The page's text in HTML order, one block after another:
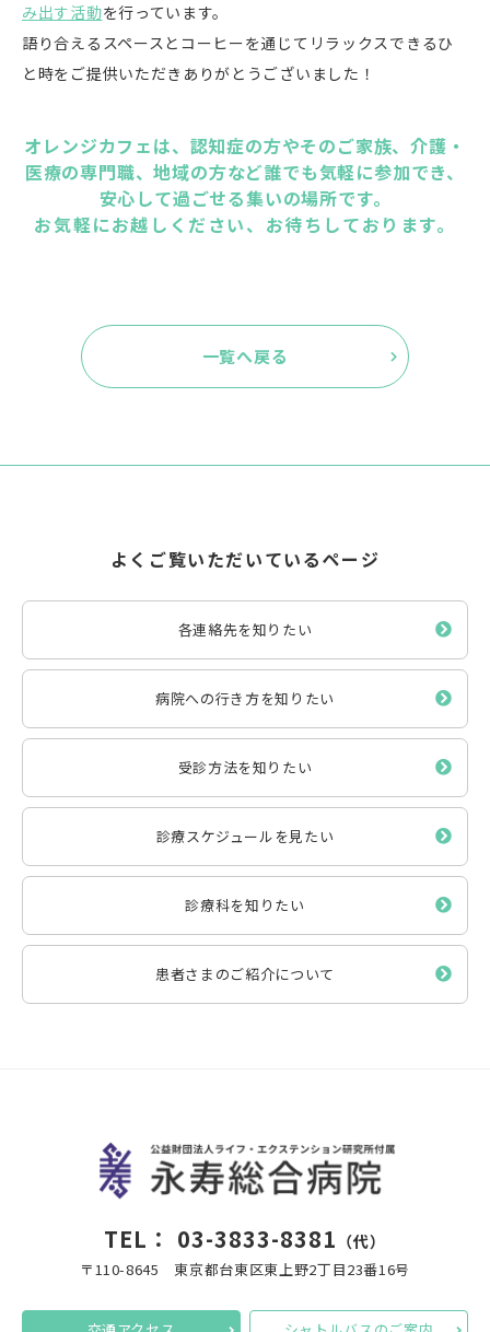
み出す活動を行っています。
語り合えるスペースとコーヒーを通じてリラックスできるひ
と時をご提供いただきありがとうございました！
オレンジカフェは、認知症の方やそのご家族、介護・
医療の専門職、地域の方など誰でも気軽に参加でき、
安心して過ごせる集いの場所です。
お気軽にお越しください、お待ちしております。
一覧へ戻る
よくご覧いただいているページ
各連絡先を知りたい
病院への行き方を知りたい
受診方法を知りたい
診療スケジュールを見たい
診療科を知りたい
患者さまのご紹介について
TEL： 03-3833-8381 （代）
〒110-8645 東京都台東区東上野2丁目23番16号